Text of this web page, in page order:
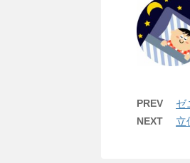
PREV ゼ
NEXT 立